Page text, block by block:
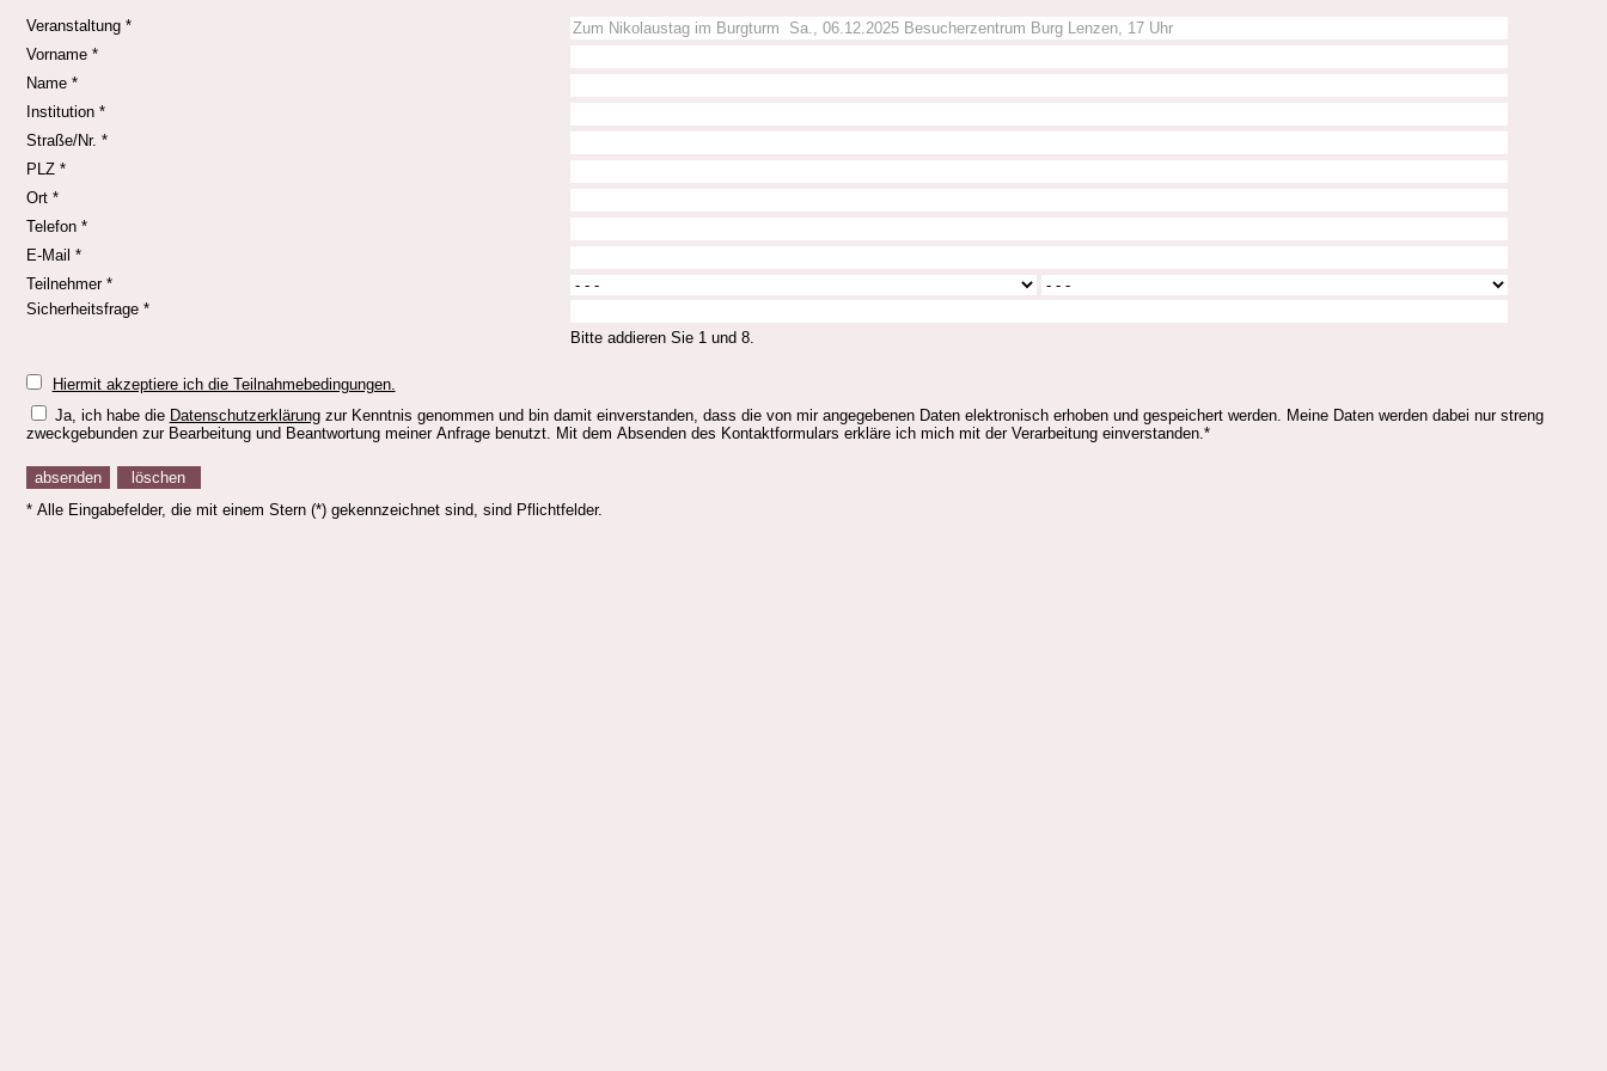
Veranstaltung *
Vorname *
Name *
Institution *
Straße/Nr. *
PLZ *
Ort *
Telefon *
E-Mail *
Teilnehmer *
Sicherheitsfrage *
Bitte addieren Sie 1 und 8.
Hiermit akzeptiere ich die Teilnahmebedingungen.
Ja, ich habe die Datenschutzerklärungzur Kenntnis genommen und bin damit einverstanden, dass die von mir angegebenen Daten elektronisch erhoben und gespeichert werden. Meine Daten werden dabei nur streng
zweckgebunden zur Bearbeitung und Beantwortung meiner Anfrage benutzt. Mit dem Absenden des Kontaktformulars erkläre ich mich mit der Verarbeitung einverstanden.*
* Alle Eingabefelder, die mit einem Stern (*) gekennzeichnet sind, sind Pflichtfelder.